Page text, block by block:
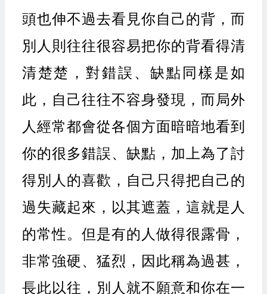
頭也伸不過去看見你自己的背，而
別人則往往很容易把你的背看得清
清楚楚，對錯誤、缺點同樣是如
此，自己往往不容身發現，而局外
人經常都會從各個方面暗暗地看到
你的很多錯誤、缺點，加上為了討
得別人的喜歡，自己只得把自己的
過失藏起來，以其遮蓋，這就是人
的常性。但是有的人做得很露骨，
非常強硬、猛烈，因此稱為過甚，
長此以往，別人就不願意和你在一